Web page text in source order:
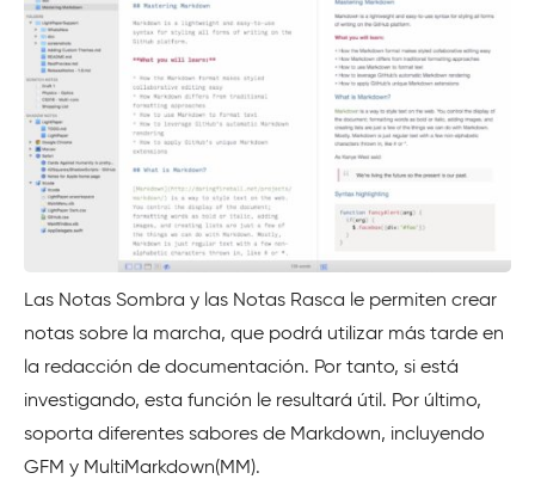
Las Notas Sombra y las Notas Rasca le permiten crear
notas sobre la marcha, que podrá utilizar más tarde en
la redacción de documentación. Por tanto, si está
investigando, esta función le resultará útil. Por último,
soporta diferentes sabores de Markdown, incluyendo
GFM y MultiMarkdown(MM).